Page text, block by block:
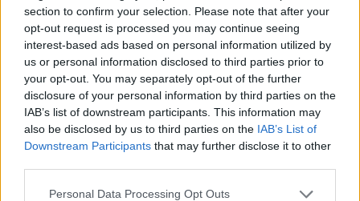
section to confirm your selection. Please note that after your
opt-out request is processed you may continue seeing
interest-based ads based on personal information utilized by
us or personal information disclosed to third parties prior to
your opt-out. You may separately opt-out of the further
disclosure of your personal information by third parties on the
IAB’s list of downstream participants. This information may
also be disclosed by us to third parties on the IAB’s List of
Downstream Participants that may further disclose it to other
Personal Data Processing Opt Outs
Για ακόμη περισσότερα νέα, μπείτε στηνροή
ειδήσεωντου E-Daily.gr
Ακολουθήστε το E-Radio.gr και στο Instagram
ΔΙΑΦΗΜΙΣΗ